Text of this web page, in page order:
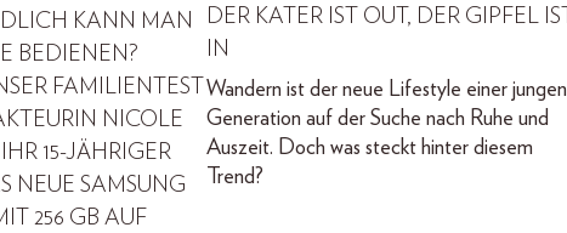
KANN MAN
BEDIENEN?
FAMILIENTEST
NICOLE
15-JÄHRIGER
NEUE SAMSUNG
256 GB AUF
DER KATER IST OUT, DER GIPFEL IST
IN
Wandern ist der neue Lifestyle einer jungen
Generation auf der Suche nach Ruhe und
Auszeit. Doch was steckt hinter diesem
Trend?